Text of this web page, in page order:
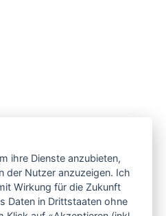
ihre Dienste anzubieten,
der Nutzer anzuzeigen. Ich
Wirkung für die Zukunft
Daten in Drittstaaten ohne